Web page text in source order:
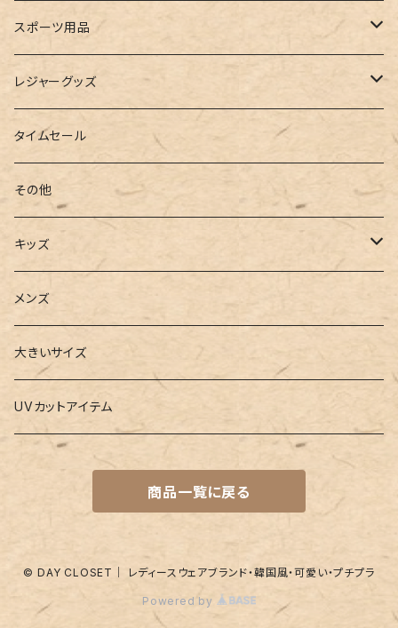
ルームシューズ
インソール
ローファー
ハンドバッグ
ボストンバッグ
バンドゥ
タンキニ
キャミキニ
フィットネス
2点セット
3点セット
4点セット
5点セット
ラッシュガード
水着関連商品
レギンス
ストール・マフラー
手袋
ポーチ
パスケース
ウォレット
カードケース
キーケース
メガネチェーン
アームカバー
ネイルグッズ
レインコート
スポーツ用品
トレーニング・スポーツウェア
トレーニンググッズ
ヨガウェア
ヨガソックス
ヨガグッズ
ヨガマット
レジャーグッズ
ビーチグッズ
タイムセール
その他
キッズ
Girls
水着
バレー
Boys
水着
グッズ
メンズ
大きいサイズ
UVカットアイテム
商品一覧に戻る
© DAY CLOSET｜ レディースウェアブランド・韓国風・可愛い・プチプラ
Powered by